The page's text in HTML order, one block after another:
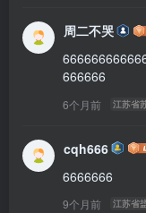
周二不哭
666666
6个月前 江苏省
cqh666
6666666
9个月前 江苏省